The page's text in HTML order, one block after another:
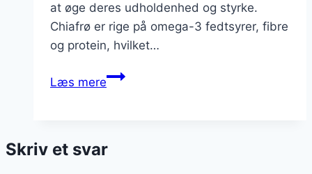
at øge deres udholdenhed og styrke.
Chiafrø er rige på omega-3 fedtsyrer, fibre
og protein, hvilket…
Læs mereChiagrød
fyldt
Skriv et svar